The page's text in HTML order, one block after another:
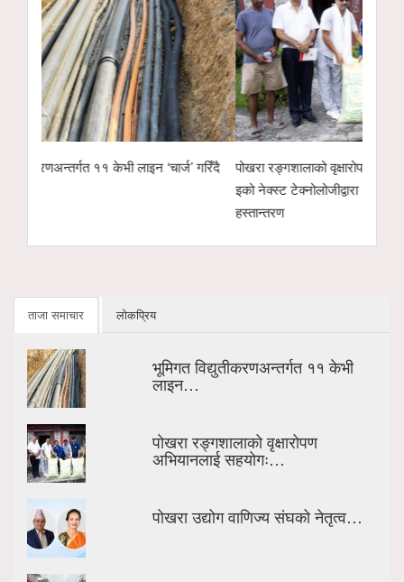
पोखरा रङ्गशालाको वृक्षारोपण अभियानलाई सहयोगः हाम्रो
इको नेक्स्ट टेक्नोलोजीद्वारा ४ सय केजी अर्गानिक मल
पोखरा उद्योग
उम्मेदवारको
ताजा समाचार लोकप्रिय
भूमिगत विद्युतीकरणअन्तर्गत ११ केभी
लाइन…
पोखरा रङ्गशालाको वृक्षारोपण
अभियानलाई सहयोगः…
पोखरा उद्योग वाणिज्य संघको नेतृत्व…